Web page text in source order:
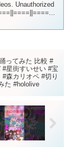
Unauthorized
ってみた 比較 #
星街すいせい #宝
森カリオペ #切り
た #hololive